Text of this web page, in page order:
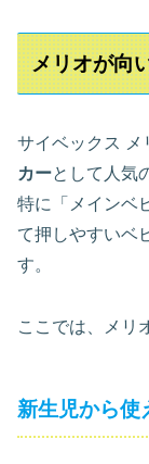
メリオが向
サイベックス メ
カーとして人気
特に「メインベ
て押しやすいベ
す。
ここでは、メリ
新生児から使